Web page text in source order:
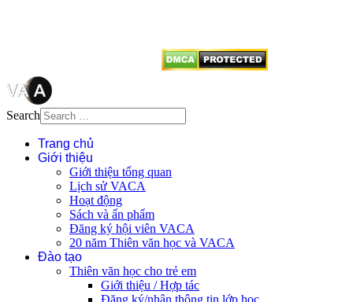
Search
Trang chủ
Giới thiệu
Giới thiệu tổng quan
Lịch sử VACA
Hoạt động
Sách và ấn phẩm
Đăng ký hội viên VACA
20 năm Thiên văn học và VACA
Đào tạo
Thiên văn học cho trẻ em
Giới thiệu / Hợp tác